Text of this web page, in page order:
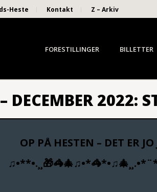
Heste Kontakt Z – Arkiv
FORESTILLINGER BILLETTER
DECEMBER 2022:
OP PÅ HESTEN – DET ER